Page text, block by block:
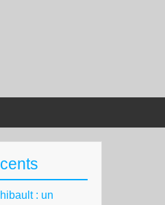
: un